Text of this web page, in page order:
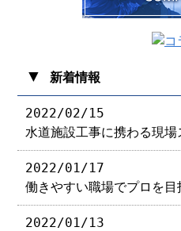
▼ 新着情報
2022/02/15
水道施設工事に携わる現場
2022/01/17
働きやすい職場でプロを目
2022/01/13